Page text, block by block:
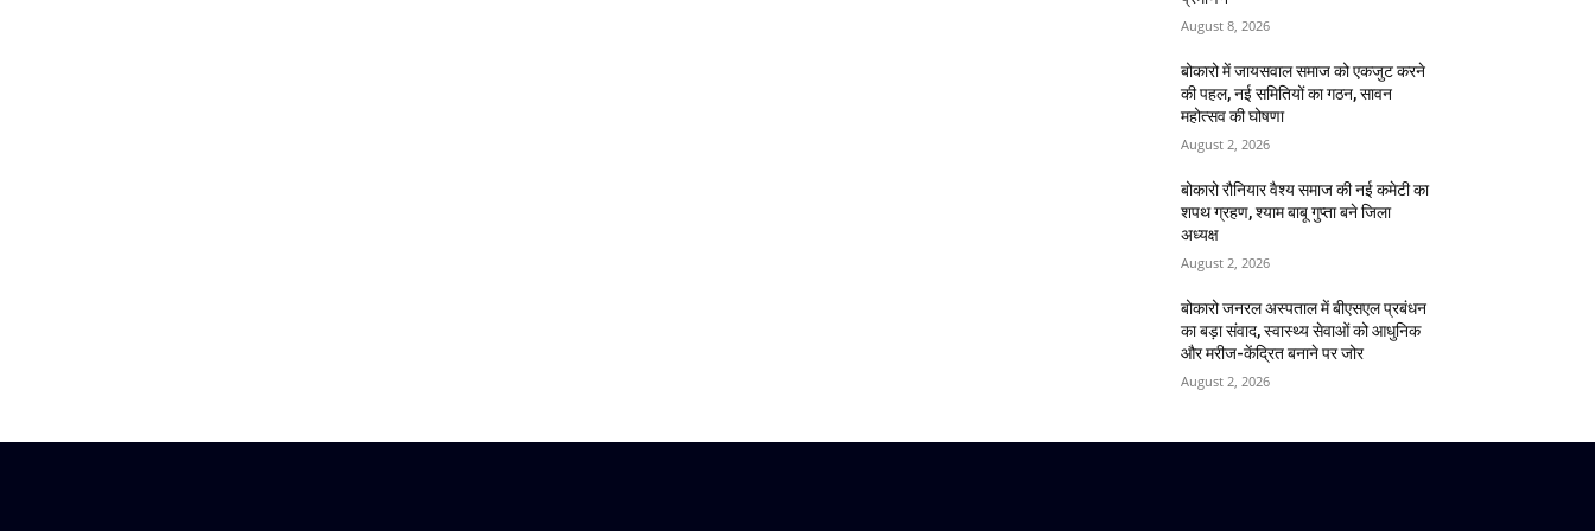
August 8, 2026
बोकारो में जायसवाल समाज को एकजुट करने
की पहल, नई समितियों का गठन, सावन
महोत्सव की घोषणा
August 2, 2026
बोकारो रौनियार वैश्य समाज की नई कमेटी का
शपथ ग्रहण, श्याम बाबू गुप्ता बने जिला
अध्यक्ष
August 2, 2026
बोकारो जनरल अस्पताल में बीएसएल प्रबंधन
का बड़ा संवाद, स्वास्थ्य सेवाओं को आधुनिक
और मरीज-केंद्रित बनाने पर जोर
August 2, 2026